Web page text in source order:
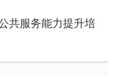
共服务能力提升培